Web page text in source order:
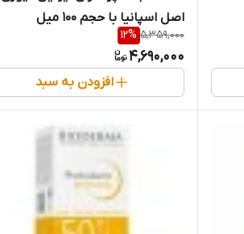
اصل اسپانیا با حجم 100 میل
5,359,000
12%
4,690,000
افزودن به سبد